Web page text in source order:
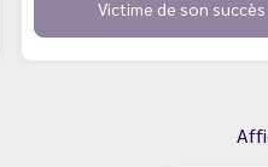
Victime de son succès